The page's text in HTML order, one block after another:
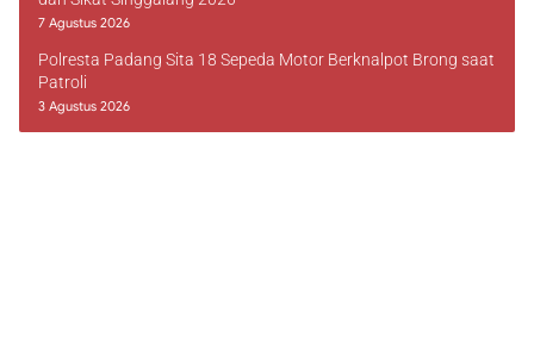
7 Agustus 2026
Polresta Padang Sita 18 Sepeda Motor Berknalpot Brong saat
Patroli
3 Agustus 2026